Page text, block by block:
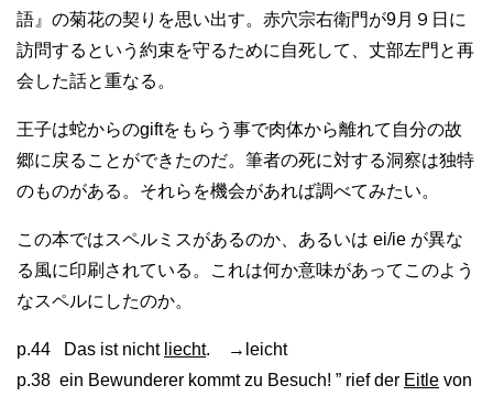
語』の菊花の契りを思い出す。赤穴宗右衛門が9月９日に
訪問するという約束を守るために自死して、丈部左門と再
会した話と重なる。
王子は蛇からのgiftをもらう事で肉体から離れて自分の故
郷に戻ることができたのだ。筆者の死に対する洞察は独特
のものがある。それらを機会があれば調べてみたい。
この本ではスペルミスがあるのか、あるいは ei/ie が異な
る風に印刷されている。これは何か意味があってこのよう
なスペルにしたのか。
p.44 Das ist nicht liecht. →leicht
p.38 ein Bewunderer kommt zu Besuch! ” rief der Eitle von